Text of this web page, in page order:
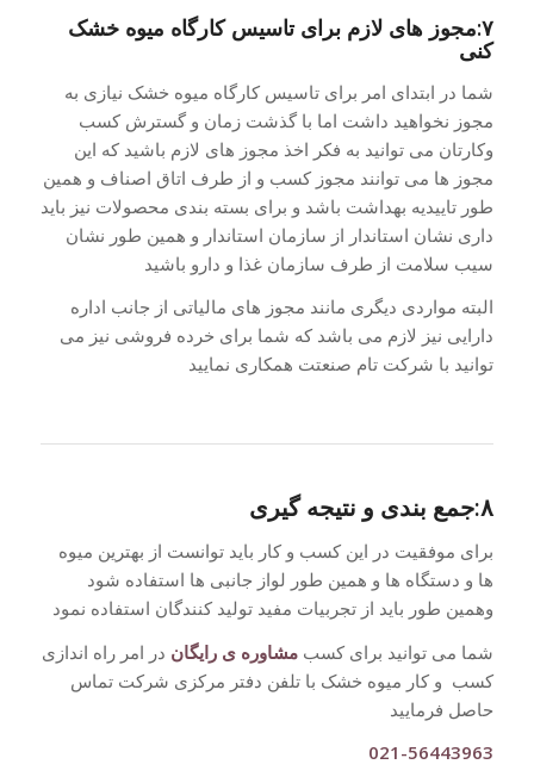
۷:مجوز های لازم برای تاسیس کارگاه میوه خشک
کنی
شما در ابتدای امر برای تاسیس کارگاه میوه خشک نیازی به
مجوز نخواهید داشت اما با گذشت زمان و گسترش کسب
وکارتان می توانید به فکر اخذ مجوز های لازم باشید که این
مجوز ها می توانند مجوز کسب و از طرف اتاق اصناف و همین
طور تاییدیه بهداشت باشد و برای بسته بندی محصولات نیز باید
داری نشان استاندار از سازمان استاندار و همین طور نشان
سیب سلامت از طرف سازمان غذا و دارو باشید
البته مواردی دیگری مانند مجوز های مالیاتی از جانب اداره
دارایی نیز لازم می باشد که شما برای خرده فروشی نیز می
توانید با شرکت تام صنعتت همکاری نمایید
۸:جمع بندی و نتیجه گیری
برای موفقیت در این کسب و کار باید توانست از بهترین میوه
ها و دستگاه ها و همین طور لواز جانبی ها استفاده شود
وهمین طور باید از تجربیات مفید تولید کنندگان استفاده نمود
شما می توانید برای کسب مشاوره ی رایگان در امر راه اندازی
کسب و کار میوه خشک با تلفن دفتر مرکزی شرکت تماس
حاصل فرمایید
021-56443963